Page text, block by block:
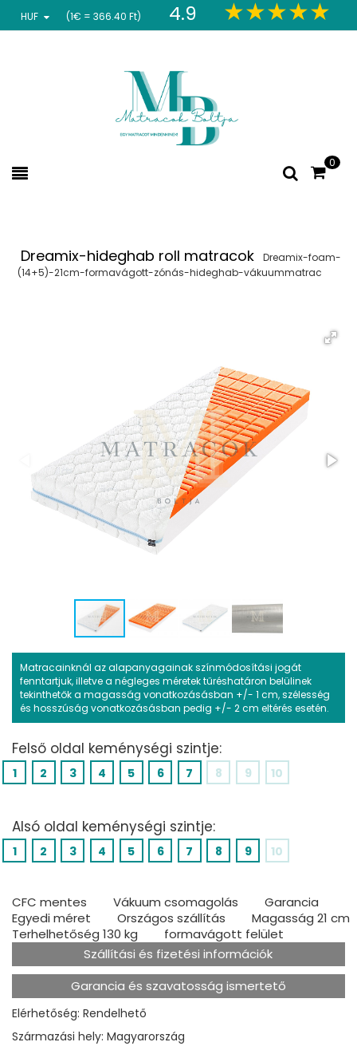
HUF (1€ = 366.40 Ft) 4.9
0
Dreamix-hideghab roll matracok
Dreamix-foam-
(14+5)-21cm-formavágott-zónás-hideghab-vákuummatrac
Matracainknál az alapanyagainak színmódosítási jogát
fenntartjuk, illetve a négleges méretek tűréshatáron belülinek
tekinthetők a magasság vonatkozásásban +/- 1 cm, szélesség
és hosszúság vonatkozásásban pedig +/- 2 cm eltérés esetén.
Felső oldal keménységi szintje:
1 2 3 4 5 6 7 8 9 10
Alsó oldal keménységi szintje:
1 2 3 4 5 6 7 8 9 10
CFC mentes Vákuum csomagolás
Garancia
Egyedi méret
Országos szállítás
Magasság 21 cm
Terhelhetőség 130 kg
formavágott felület
Szállítási és fizetési információk
Garancia és szavatosság ismertető
Elérhetőség: Rendelhető
Származási hely: Magyarország